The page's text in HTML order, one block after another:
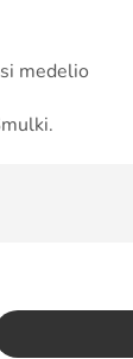
medelio